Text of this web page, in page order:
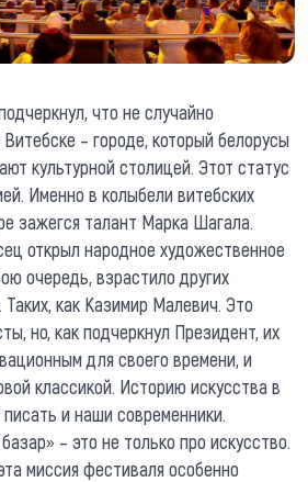
что не случайно
– городе, который белорусы
культурной столицей. Этот статус
Именно в колыбели витебских
зажегся талант Марка Шагала.
открыл народное художественное
очередь, взрастило других
как Казимир Малевич. Это
но, как подчеркнул Президент, их
для своего времени, и
классикой. Историю искусства в
и наши современники.
– это не только про искусство.
миссия фестиваля особенно